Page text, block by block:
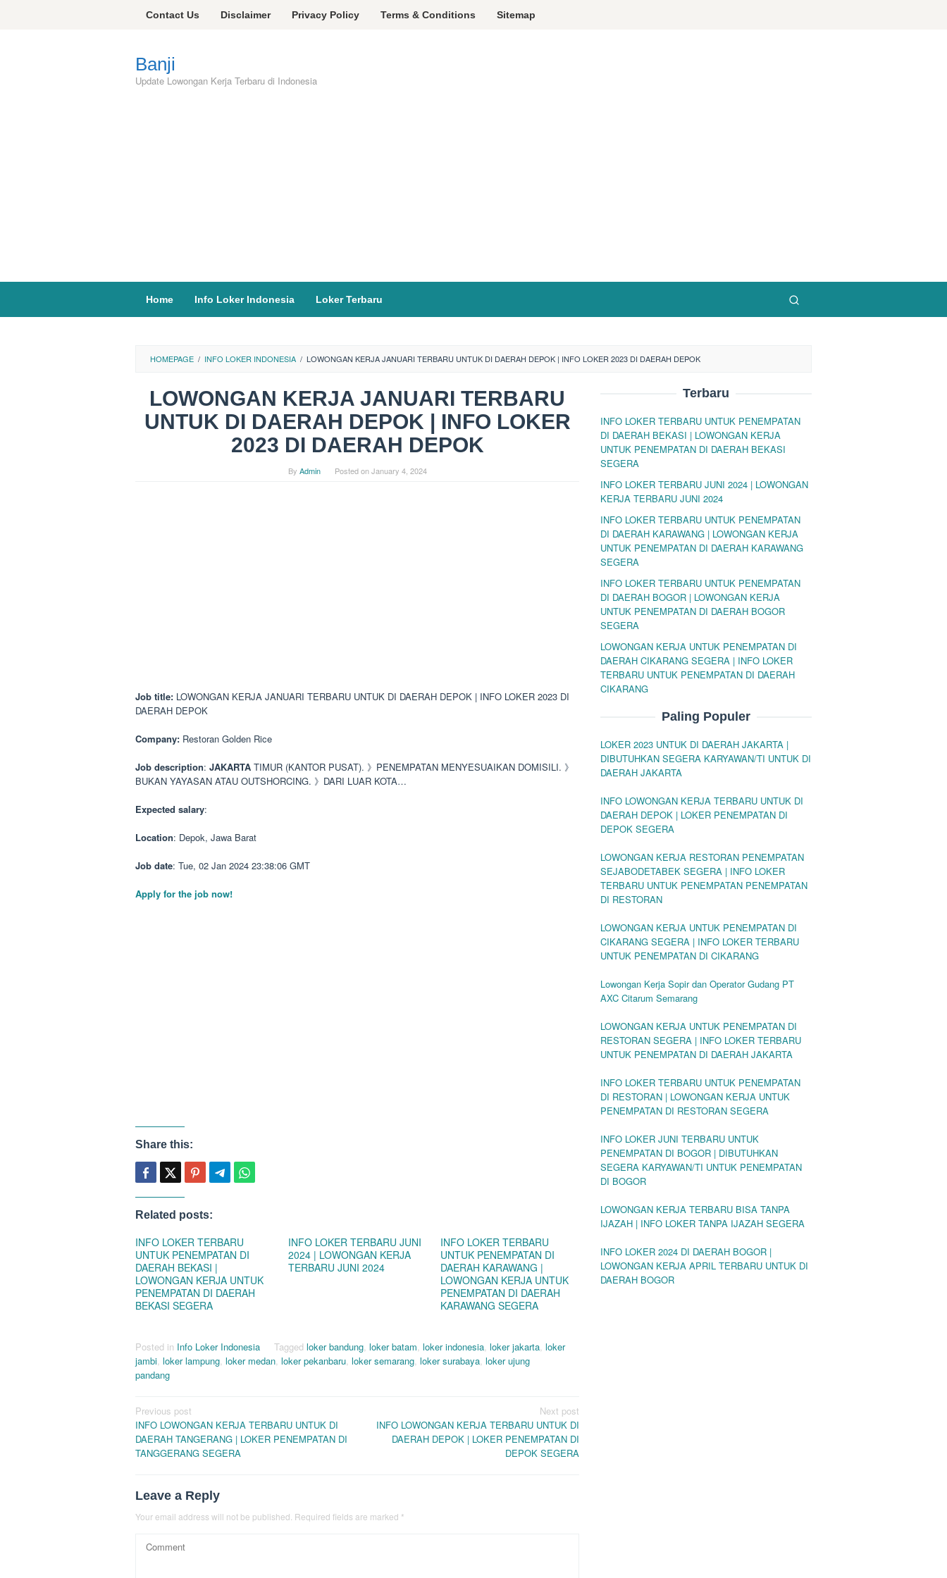
Contact Us Disclaimer Privacy Policy Terms & Conditions Sitemap
Banji
Update Lowongan Kerja Terbaru di Indonesia
Home Info Loker Indonesia Loker Terbaru
HOMEPAGE / INFO LOKER INDONESIA / LOWONGAN KERJA JANUARI TERBARU UNTUK DI DAERAH DEPOK | INFO LOKER 2023 DI DAERAH DEPOK
LOWONGAN KERJA JANUARI TERBARU
UNTUK DI DAERAH DEPOK | INFO LOKER
2023 DI DAERAH DEPOK
By Admin Posted onJanuary 4, 2024
Job title: LOWONGAN KERJA JANUARI TERBARU UNTUK DI DAERAH DEPOK | INFO LOKER 2023 DI
DAERAH DEPOK
Company: Restoran Golden Rice
Job description: JAKARTA TIMUR (KANTOR PUSAT). 》PENEMPATAN MENYESUAIKAN DOMISILI. 》
BUKAN YAYASAN ATAU OUTSHORCING. 》DARI LUAR KOTA…
Expected salary:
Location: Depok, Jawa Barat
Job date: Tue, 02 Jan 2024 23:38:06 GMT
Apply for the job now!
Share this:
Related posts:
INFO LOKER TERBARU
UNTUK PENEMPATAN DI
DAERAH BEKASI |
LOWONGAN KERJA UNTUK
PENEMPATAN DI DAERAH
BEKASI SEGERA
INFO LOKER TERBARU JUNI
2024 | LOWONGAN KERJA
TERBARU JUNI 2024
INFO LOKER TERBARU
UNTUK PENEMPATAN DI
DAERAH KARAWANG |
LOWONGAN KERJA UNTUK
PENEMPATAN DI DAERAH
KARAWANG SEGERA
Posted in Info Loker Indonesia Tagged loker bandung, loker batam, loker indonesia, loker jakarta, loker
jambi, loker lampung, loker medan, loker pekanbaru, loker semarang, loker surabaya, loker ujung
pandang
Post
navigation
Previous post
INFO LOWONGAN KERJA TERBARU UNTUK DI
DAERAH TANGERANG | LOKER PENEMPATAN DI
TANGGERANG SEGERA
Next post
INFO LOWONGAN KERJA TERBARU UNTUK DI
DAERAH DEPOK | LOKER PENEMPATAN DI
DEPOK SEGERA
Leave a Reply
Your email address will not be published. Required fields are marked *
Terbaru
INFO LOKER TERBARU UNTUK PENEMPATAN
DI DAERAH BEKASI | LOWONGAN KERJA
UNTUK PENEMPATAN DI DAERAH BEKASI
SEGERA
INFO LOKER TERBARU JUNI 2024 | LOWONGAN
KERJA TERBARU JUNI 2024
INFO LOKER TERBARU UNTUK PENEMPATAN
DI DAERAH KARAWANG | LOWONGAN KERJA
UNTUK PENEMPATAN DI DAERAH KARAWANG
SEGERA
INFO LOKER TERBARU UNTUK PENEMPATAN
DI DAERAH BOGOR | LOWONGAN KERJA
UNTUK PENEMPATAN DI DAERAH BOGOR
SEGERA
LOWONGAN KERJA UNTUK PENEMPATAN DI
DAERAH CIKARANG SEGERA | INFO LOKER
TERBARU UNTUK PENEMPATAN DI DAERAH
CIKARANG
Paling Populer
LOKER 2023 UNTUK DI DAERAH JAKARTA |
DIBUTUHKAN SEGERA KARYAWAN/TI UNTUK DI
DAERAH JAKARTA
INFO LOWONGAN KERJA TERBARU UNTUK DI
DAERAH DEPOK | LOKER PENEMPATAN DI
DEPOK SEGERA
LOWONGAN KERJA RESTORAN PENEMPATAN
SEJABODETABEK SEGERA | INFO LOKER
TERBARU UNTUK PENEMPATAN PENEMPATAN
DI RESTORAN
LOWONGAN KERJA UNTUK PENEMPATAN DI
CIKARANG SEGERA | INFO LOKER TERBARU
UNTUK PENEMPATAN DI CIKARANG
Lowongan Kerja Sopir dan Operator Gudang PT
AXC Citarum Semarang
LOWONGAN KERJA UNTUK PENEMPATAN DI
RESTORAN SEGERA | INFO LOKER TERBARU
UNTUK PENEMPATAN DI DAERAH JAKARTA
INFO LOKER TERBARU UNTUK PENEMPATAN
DI RESTORAN | LOWONGAN KERJA UNTUK
PENEMPATAN DI RESTORAN SEGERA
INFO LOKER JUNI TERBARU UNTUK
PENEMPATAN DI BOGOR | DIBUTUHKAN
SEGERA KARYAWAN/TI UNTUK PENEMPATAN
DI BOGOR
LOWONGAN KERJA TERBARU BISA TANPA
IJAZAH | INFO LOKER TANPA IJAZAH SEGERA
INFO LOKER 2024 DI DAERAH BOGOR |
LOWONGAN KERJA APRIL TERBARU UNTUK DI
DAERAH BOGOR